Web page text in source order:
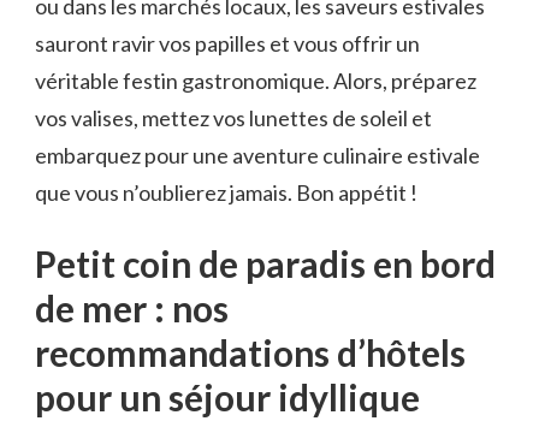
ou dans les marchés locaux, les saveurs estivales
sauront​ ravir vos papilles et vous offrir un
⁣véritable festin gastronomique. ‌Alors, préparez
vos valises, ⁣mettez vos lunettes de soleil ⁢et
embarquez pour une aventure culinaire ⁤estivale
que vous n’oublierez ⁢jamais. ⁢Bon appétit !
Petit‍ coin de paradis en bord
de mer : nos
recommandations d’hôtels
pour un séjour idyllique